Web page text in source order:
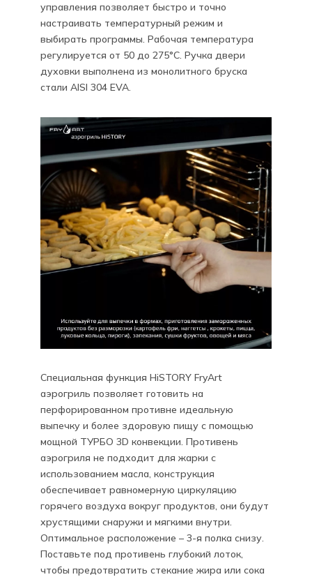
управления позволяет быстро и точно
настраивать температурный режим и
выбирать программы. Рабочая температура
регулируется от 50 до 275°C. Ручка двери
духовки выполнена из монолитного бруска
стали AISI 304 EVA.
Специальная функция HiSTORY FryArt
аэрогриль позволяет готовить на
перфорированном противне идеальную
выпечку и более здоровую пищу с помощью
мощной ТУРБО 3D конвекции. Противень
аэрогриля не подходит для жарки с
использованием масла, конструкция
обеспечивает равномерную циркуляцию
горячего воздуха вокруг продуктов, они будут
хрустящими снаружи и мягкими внутри.
Оптимальное расположение – 3-я полка снизу.
Поставьте под противень глубокий лоток,
чтобы предотвратить стекание жира или сока